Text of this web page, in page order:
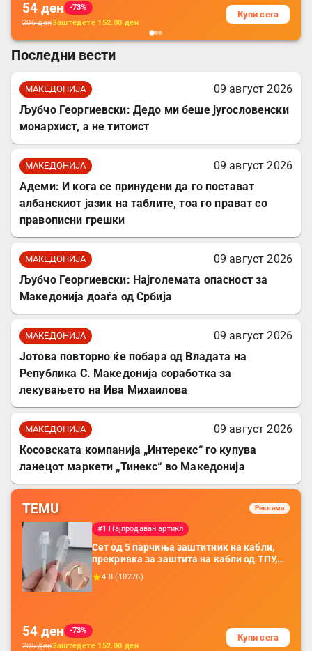
54 ден
-73%
206денЗаштедете 152.00 ден
Купи сега
Последни вести
МАКЕДОНИЈА
09 август 2026
Љубчо Георгиевски: Дедо ми беше југословенски
монархист, а не титоист
МАКЕДОНИЈА
09 август 2026
Адеми: И кога се принудени да го постават
албанскиот јазик на таблите, тоа го прават со
правописни грешки
МАКЕДОНИЈА
09 август 2026
Љубчо Георгиевски: Најголемата опасност за
Македонија доаѓа од Србија
МАКЕДОНИЈА
09 август 2026
Јотова повторно ќе побара од Владата на
Република С. Македонија соработка за
лекувањето на Ива Михаилова
МАКЕДОНИЈА
09 август 2026
Косовската компанија „Интерекс“ го купува
ланецот маркети „Тинекс“ во Македонија
TEMU Реклама
#1 Најпродаван артикл
Сет од 5 парчиња заштитник на кабли,
прекривка за заштита на кабли од ТПУ,
додатоци за заштита на кабли, без
батерија, за мобилни телефони, комплет
4.8 (10276)
54 ден
-73%
206денЗаштедете 152.00 ден
Купи сега